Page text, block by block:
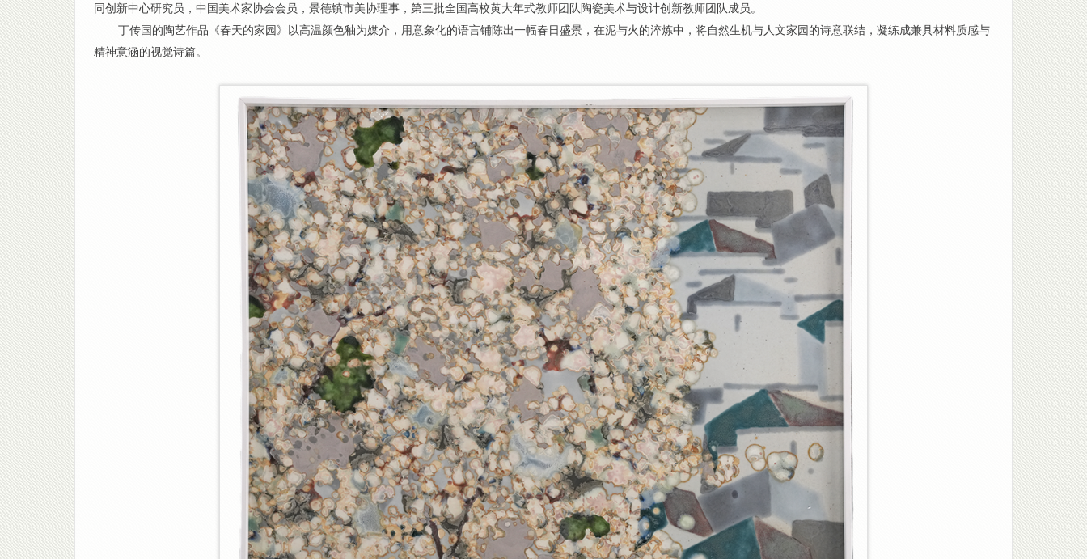
同创新中心研究员，中国美术家协会会员，景德镇市美协理事，第三批全国高校黄大年式教师团队陶瓷美术与设计创新教师团队成员。
丁传国的陶艺作品《春天的家园》以高温颜色釉为媒介，用意象化的语言铺陈出一幅春日盛景，在泥与火的淬炼中，将自然生机与人文家园的诗意联结，凝练成兼具材料质感与
精神意涵的视觉诗篇。